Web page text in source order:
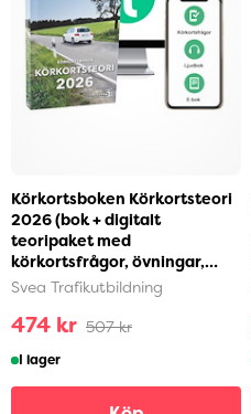
Körkortsboken Körkortsteori
2026 (bok + digitalt
teoripaket med
körkortsfrågor, övningar,
ljudbok & ebok) (häftad)
Svea Trafikutbildning
474 kr 507 kr
I lager